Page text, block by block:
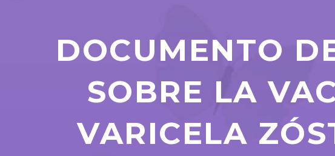
DOCUMENTO
SOBRE LA
VARICELA